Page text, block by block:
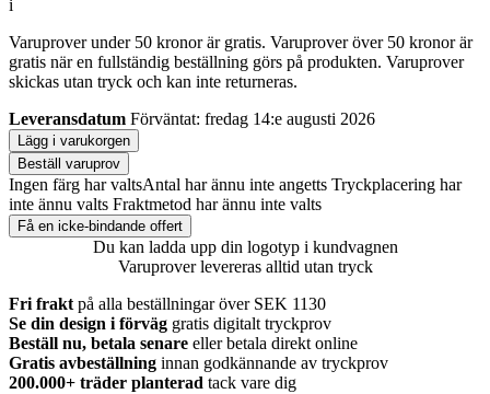
i
Varuprover under 50 kronor är gratis. Varuprover över 50 kronor är
gratis när en fullständig beställning görs på produkten. Varuprover
skickas utan tryck och kan inte returneras.
Leveransdatum Förväntat: fredag 14:e augusti 2026
Lägg i varukorgen
Beställ varuprov
Ingen färg har valtsAntal har ännu inte angetts Tryckplacering har
inte ännu valts Fraktmetod har ännu inte valts
Få en icke-bindande offert
Du kan ladda upp din logotyp i kundvagnen
Varuprover levereras alltid utan tryck
Fri frakt på alla beställningar över SEK 1130
Se din design i förväg gratis digitalt tryckprov
Beställ nu, betala senare eller betala direkt online
Gratis avbeställning innan godkännande av tryckprov
200.000+ träder planterad tack vare dig